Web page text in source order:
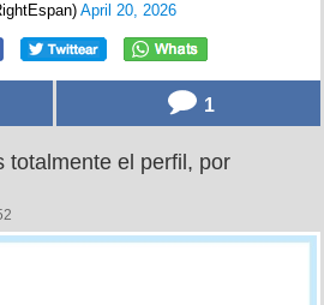
April 20, 2026
1
totalmente el perfil, por